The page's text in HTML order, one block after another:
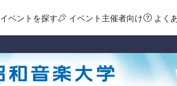
イベントを探す イベント主催者向け よく